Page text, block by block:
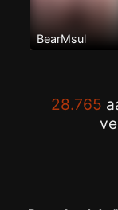
BearMsul
28.765